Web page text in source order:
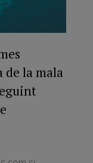
de la mala